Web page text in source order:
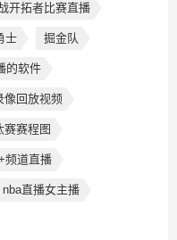
开拓者比赛直播
士 掘金队
的软件
像回放视频
赛赛程图
频道直播
nba直播女主播